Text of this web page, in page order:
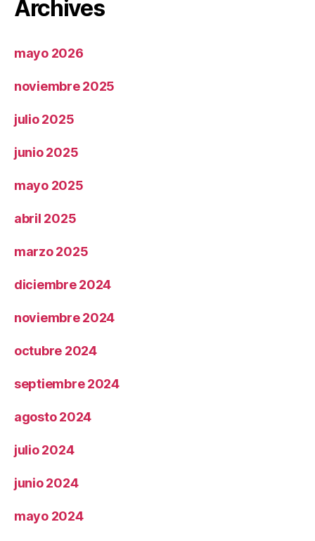
Archives
mayo 2026
noviembre 2025
julio 2025
junio 2025
mayo 2025
abril 2025
marzo 2025
diciembre 2024
noviembre 2024
octubre 2024
septiembre 2024
agosto 2024
julio 2024
junio 2024
mayo 2024